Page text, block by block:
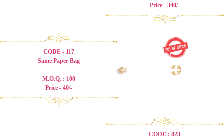
Price - 340/-
CODE - 117
Same Paper Bag
M.O.Q. : 100
Price - 40/-
➩
CODE : 823